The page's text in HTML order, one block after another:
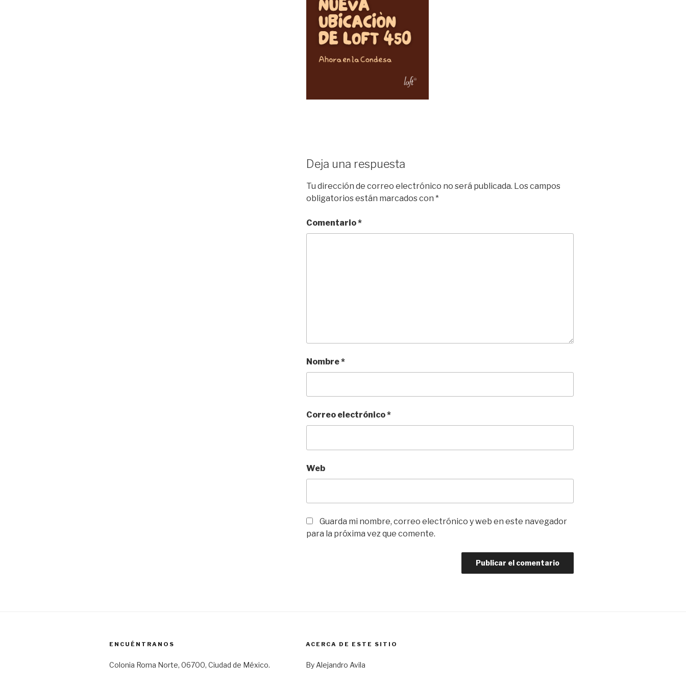
Deja una respuesta
Tu dirección de correo electrónico no será publicada. Los campos
obligatorios están marcados con *
Comentario*
Nombre*
Correo electrónico*
Web
Guarda mi nombre, correo electrónico y web en este navegador
para la próxima vez que comente.
ENCUÉNTRANOS
Colonia Roma Norte, 06700, Ciudad de México.
ACERCA DE ESTE SITIO
By Alejandro Avila